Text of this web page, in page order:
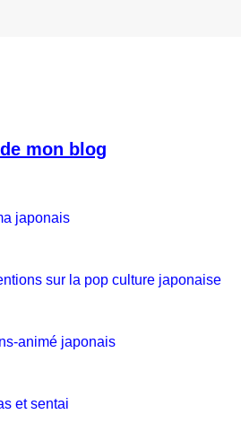
mon blog
japonais
sur la pop culture japonaise
animé japonais
et sentai